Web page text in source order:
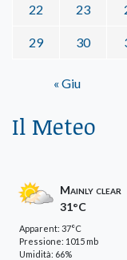
22 23
29 30
« Giu
Il Meteo
Mainly clear
31°C
Apparent: 37°C
Pressione: 1015 mb
Umidità: 66%